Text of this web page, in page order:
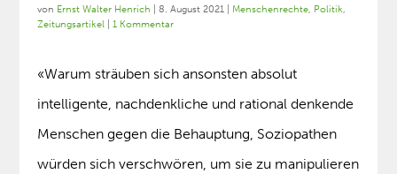
von Ernst Walter Henrich |8. August 2021 Menschenrechte, Politik,
Zeitungsartikel |1 Kommentar
«Warum sträuben sich ansonsten absolut
intelligente, nachdenkliche und rational denkende
Menschen gegen die Behauptung, Soziopathen
würden sich verschwören, um sie zu manipulieren